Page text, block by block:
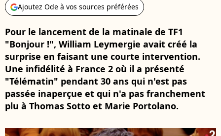
Ajoutez Ode à vos sources préférées
Pour le lancement de la matinale de TF1
"Bonjour !", William Leymergie avait créé la
surprise en faisant une courte intervention.
Une infidélité à France 2 où il a présenté
"Télématin" pendant 30 ans qui n'est pas
passée inaperçue et qui n'a pas franchement
plu à Thomas Sotto et Marie Portolano.